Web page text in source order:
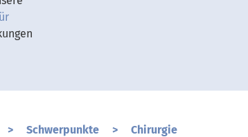
> Schwerpunkte >
Chirurgie